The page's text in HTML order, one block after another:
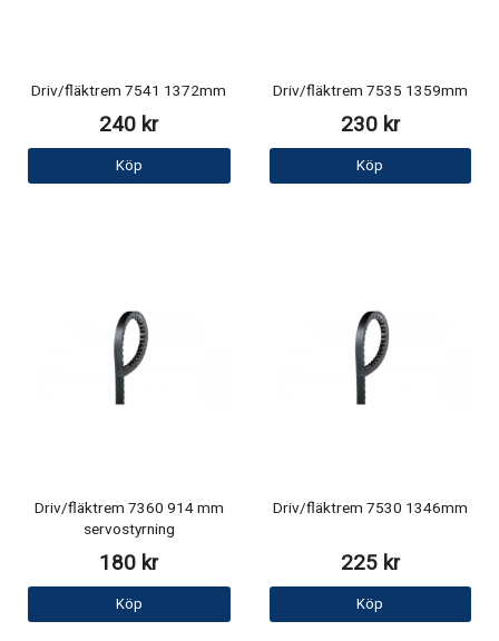
Driv/fläktrem 7541 1372mm
240 kr
Köp
Driv/fläktrem 7535 1359mm
230 kr
Köp
Driv/fläktrem 7360 914 mm
servostyrning
180 kr
Köp
Driv/fläktrem 7530 1346mm
225 kr
Köp